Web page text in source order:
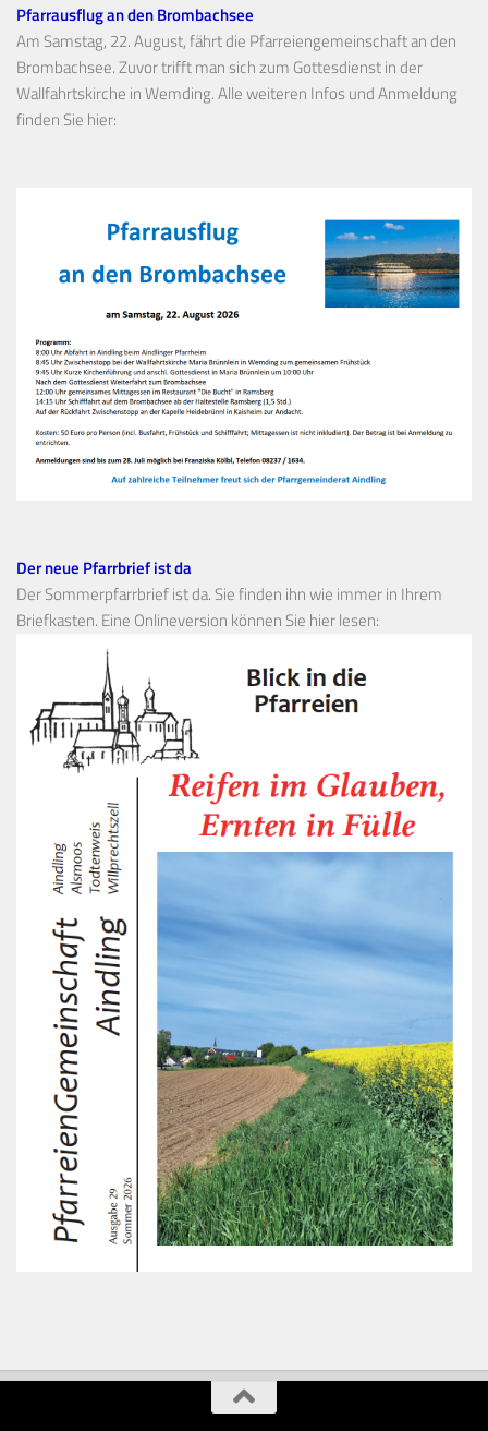
Pfarrausflug an den Brombachsee
Am Samstag, 22. August, fährt die Pfarreiengemeinschaft an den
Brombachsee. Zuvor trifft man sich zum Gottesdienst in der
Wallfahrtskirche in Wemding. Alle weiteren Infos und Anmeldung
finden Sie hier:
Der neue Pfarrbrief ist da
Der Sommerpfarrbrief ist da. Sie finden ihn wie immer in Ihrem
Briefkasten. Eine Onlineversion können Sie hier lesen: